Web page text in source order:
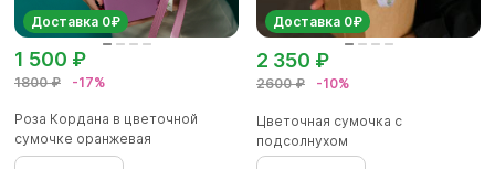
Доставка 0₽
1800 ₽ -17%
1 500 ₽
Роза Кордана в цветочной
сумочке оранжевая
(персиковая)
Доставка 0₽
2600 ₽ -10%
2 350 ₽
Цветочная сумочка с
подсолнухом